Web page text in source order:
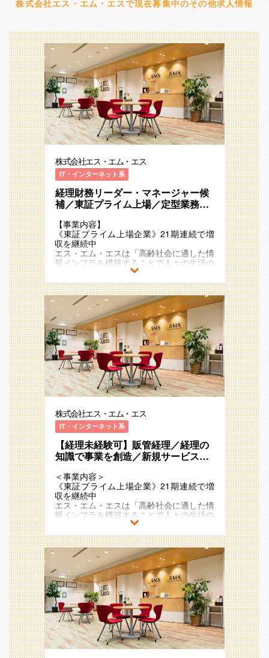
株式会社エス・エム・エスで現在募集中のその他求人情報
株式会社エス・エム・エス
IT・インターネット系
経理財務リーダー・マネージャー候
補／東証プライム上場／定型業務か
×市場価値の向上／財務企画 [ コーポ
レート ]
【事業内容】
《東証プライム上場企業》21期連続で増
収を継続中
エス・エム・エスは「高齢社会に適した情
報インフラを構築することで人々の生活の
質を向上し、社会に貢献し続ける」
というミッションを掲げ、多様な事業・ビ
ジネスモデルを展開しています 。
超高齢社会に突入したことで多くの社会課
題が発生していますが、人々のニーズや関
心の高まりをビジネスチャンスとして捉
え、
「高齢社会×情報」を切り口に「医療」
「介護/障害福祉」「ヘルスケア」「シニ
アライフ」領域で、40以上のサービスを
運営しています。
例）介護事業者向け業界特化型SaaS、
ICTを活用した生活習慣病重症化予防のリ
医療介護従事者向け専門情報コミュニティ
サイトやキャリア支援
2011年の東証一部（現：プライム）上場
後も国内外で新規事業の創出をさらに加速
させており、
21期連続で増収のメガベンチャー企業と
して存在感を強めています。
また、アジア・ヨーロッパ・オセアニアな
ど海外17ヵ国でも事業を展開しており、
今後も日本国内に留まらず既存事業の拡
大・成長と新規事業の開発を加速度的に進
【募集背景】
私たち経理財務グループは今、経理組織と
してのあり方を再定義する転換期を迎えて
います。
ルーティンワークをこなす人員ではなく、
組織の変革そのものをリードし、新しい当
たり前を共に創り上げるための募集になり
ます。
社長交代、海外拠点の変革、そして生成AI
やOCR導入による業務プロセスの激変。
これらに対応し、より盤石な組織を作るた
株式会社エス・エム・エス
IT・インターネット系
【経理未経験可】販管経理／経理の
知識で事業を創造／新規サービスの
う販管経理担当
＜事業内容＞
《東証プライム上場企業》21期連続で増
収を継続中
エス・エム・エスは「高齢社会に適した情
報インフラを構築することで人々の生活の
質を向上し、社会に貢献し続ける」
というミッションを掲げ、多様な事業・ビ
ジネスモデルを展開しています 。
超高齢社会に突入したことで多くの社会課
題が発生していますが、人々のニーズや関
心の高まりをビジネスチャンスとして捉
え、
「高齢社会×情報」を切り口に「医療」
「介護/障害福祉」「ヘルスケア」「シニ
アライフ」領域で、40以上のサービスを
運営しています。
例）介護事業者向け業界特化型SaaS、